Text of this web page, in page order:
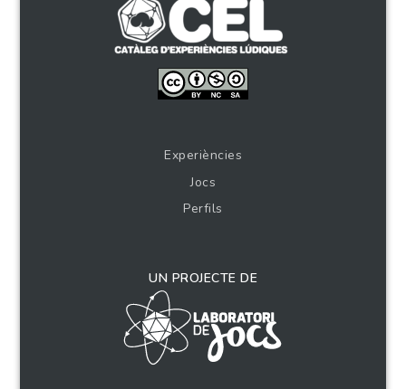
Experiències
Jocs
Perfils
UN PROJECTE DE